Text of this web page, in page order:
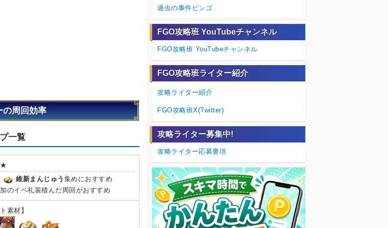
の周回効率
一覧
維新まんじゅう 集めにおすすめ
加のイベ礼装積んだ周回がおすすめ
素材】
過去の事件ビンゴ
FGO攻略班 YouTubeチャンネル
FGO攻略班 YouTubeチャンネル
FGO攻略班ライター紹介
攻略ライター紹介
FGO攻略班X(Twitter)
攻略ライター募集中!
攻略ライター応募要項